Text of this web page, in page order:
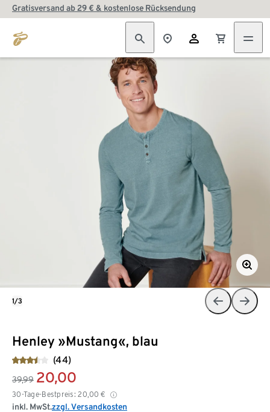
Gratisversand ab 29 € & kostenlose Rücksendung
Henley »Mustang«, blau
(44)
39,99 20,00
30-Tage-Bestpreis: 20,00 €
inkl. MwSt.zzgl. Versandkosten
1/3